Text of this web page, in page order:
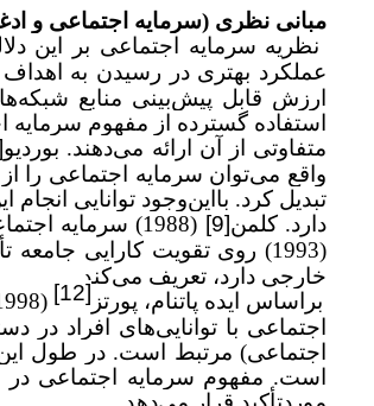
مبانی نظری (سرمایه اجتماعی و
نظریه سرمایه اجتماعی بر این
عملکرد بهتری در رسیدن به اهداف
ارزش قابل پیشبینی منابع شبکه
استفاده گسترده از مفهوم سرمایه
متفاوتی از آن ارائه میدهند. بوردیو
واقع میتوان سرمایه اجتماعی را
تبدیل کرد. بااین‌وجود توانایی
دارد. کلمن[9] (1988) سرمایه اجتماعی را به‌عنوان ساختار اجتماعی برای ارتقای اقدامات افراد توصیف می
(1993) روی تقویت کارایی جامعه تأکید می
خارجی دارد، تعریف میکند.
براساس ایده پاتنام، پورتز [12]
اجتماعی با تواناییهای افراد در
اجتماعی) مرتبط است. در طول این
است. مفهوم سرمایه اجتماعی در